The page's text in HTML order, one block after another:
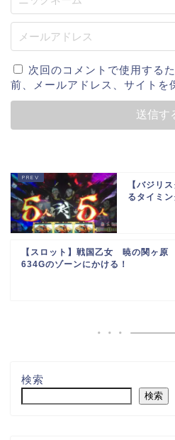
次回のコメントで使用する
前、メールアドレス、サイトを
【バジリ
るタイミン
【スロット】戦国乙女 暁の関ヶ原
634Gのゾーンにかける！
検索
検索